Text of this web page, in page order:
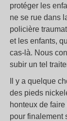
protéger les
ne se rue dans
policière
et les enfants,
cas-là. Nous
subir un tel
Il y a quelque
des pieds
honteux de
pour finalement